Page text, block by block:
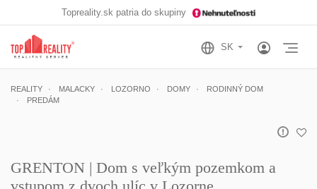
Topreality.sk patria do skupiny
REALITY MALACKY LOZORNO DOMY
RODINNÝ DOM
PREDÁM
GRENTON | Dom s veľkým pozemkom a